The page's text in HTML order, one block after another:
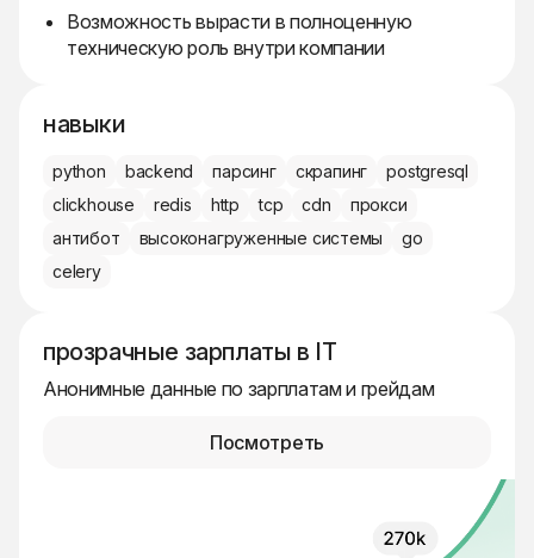
Возможность вырасти в полноценную
техническую роль внутри компании
навыки
python backend парсинг скрапинг
postgresql
clickhouse
redis http tcp cdn
прокси
антибот
высоконагруженные системы
go
celery
прозрачные зарплаты в IT
Анонимные данные по зарплатам и грейдам
Посмотреть